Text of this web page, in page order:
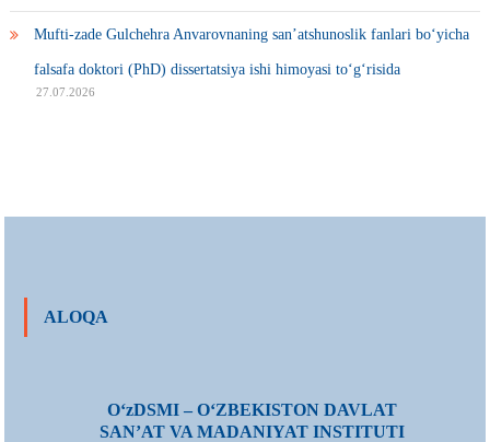
Mufti-zade Gulchehra Anvarovnaning san’atshunoslik fanlari bo‘yicha
falsafa doktori (PhD) dissertatsiya ishi himoyasi to‘g‘risida
27.07.2026
ALOQA
О‘zDSMI – О‘ZBEKISTON DAVLAT
SAN’AT VA MADANIYAT INSTITUTI